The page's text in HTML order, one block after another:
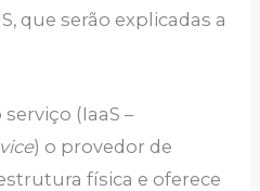
que serão explicadas a
(IaaS –
) o provedor de
física e oferece